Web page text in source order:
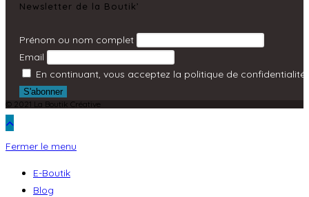
Newsletter de la Boutik’
Prénom ou nom complet
Email
En continuant, vous acceptez la politique de confidentialité
© 2021 La Boutik Créative
Fermer le menu
E-Boutik
Blog